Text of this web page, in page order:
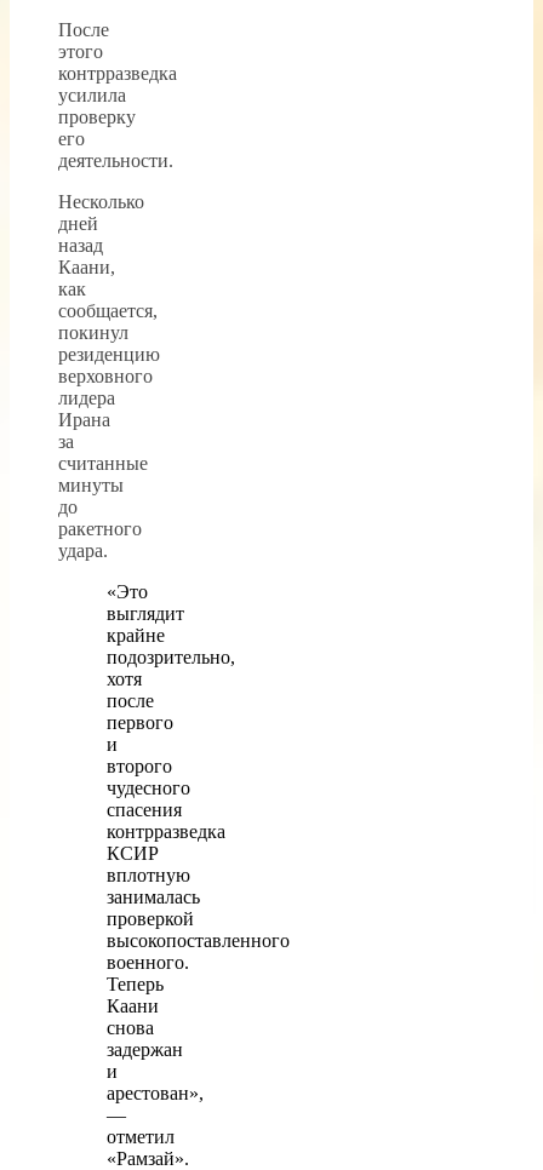
После
этого
контрразведка
усилила
проверку
его
деятельности.
Несколько
дней
назад
Каани,
как
сообщается,
покинул
резиденцию
верховного
лидера
Ирана
за
считанные
минуты
до
ракетного
удара.
«Это
выглядит
крайне
подозрительно,
хотя
после
первого
и
второго
чудесного
спасения
контрразведка
КСИР
вплотную
занималась
проверкой
высокопоставленного
военного.
Теперь
Каани
снова
задержан
и
арестован»,
—
отметил
«Рамзай».